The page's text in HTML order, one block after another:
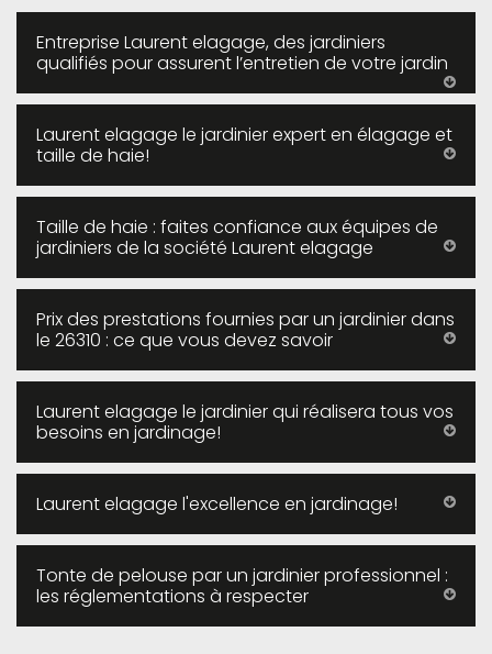
Entreprise Laurent elagage, des jardiniers
qualifiés pour assurent l’entretien de votre jardin
Laurent elagage le jardinier expert en élagage et
taille de haie!
Taille de haie : faites confiance aux équipes de
jardiniers de la société Laurent elagage
Prix des prestations fournies par un jardinier dans
le 26310 : ce que vous devez savoir
Laurent elagage le jardinier qui réalisera tous vos
besoins en jardinage!
Laurent elagage l'excellence en jardinage!
Tonte de pelouse par un jardinier professionnel :
les réglementations à respecter